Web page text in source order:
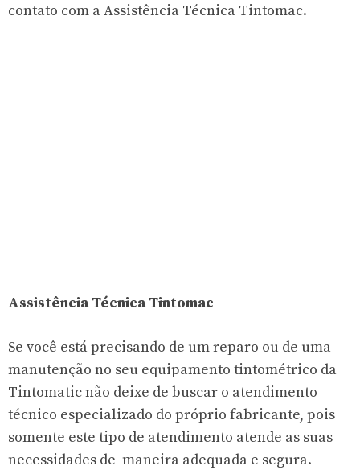
contato com a Assistência Técnica Tintomac.
Assistência Técnica Tintomac
Se você está precisando de um reparo ou de uma
manutenção no seu equipamento tintométrico da
Tintomatic não deixe de buscar o atendimento
técnico especializado do próprio fabricante, pois
somente este tipo de atendimento atende as suas
necessidades de maneira adequada e segura.